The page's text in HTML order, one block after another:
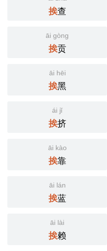
挨查
āi gòng
挨贡
āi hēi
挨黑
ái jǐ
挨挤
āi kào
挨靠
āi lán
挨蓝
āi lài
挨赖